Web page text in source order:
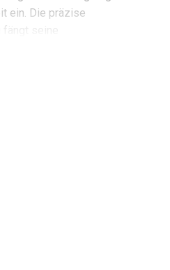
ein. Die präzise
seine
ein und sorgt für eine